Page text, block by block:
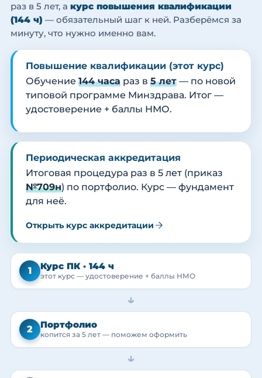
раз в 5 лет, а курс повышения квалификации
(144 ч) — обязательный шаг к ней. Разберёмся за
минуту, что нужно именно вам.
Повышение квалификации (этот курс)
Обучение 144 часа раз в 5 лет — по новой
типовой программе Минздрава. Итог —
удостоверение + баллы НМО.
Периодическая аккредитация
Итоговая процедура раз в 5 лет (приказ
№709н) по портфолио. Курс — фундамент
для неё.
Открыть курс аккредитации
1 Курс ПК · 144 ч
этот курс — удостоверение + баллы НМО
→
2 Портфолио
копится за 5 лет — поможем оформить
→